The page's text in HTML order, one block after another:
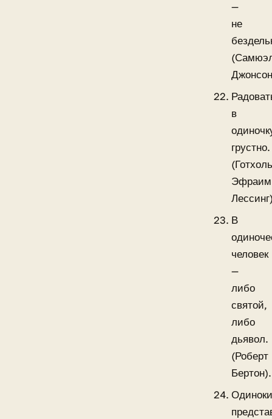
—
не
в
грустно.
Эфраим
В
человек
—
либо
святой,
либо
дьявол.
(Роберт
Бертон).